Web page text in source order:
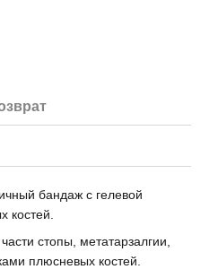
бандаж с гелевой
костей.
стопы, метатарзалгии,
плюсневых костей.